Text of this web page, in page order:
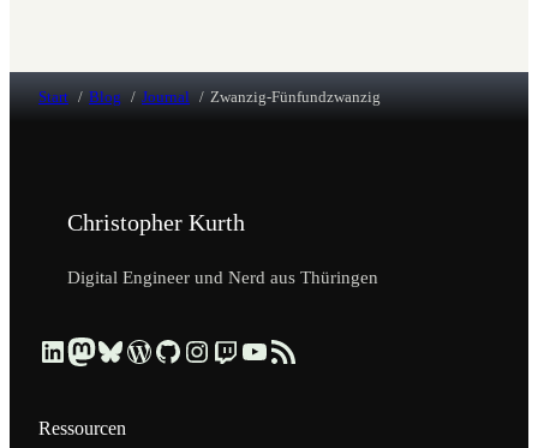
Start Blog Journal Zwanzig-Fünfundzwanzig
Christopher Kurth
Digital Engineer und Nerd aus Thüringen
Beruflich über LinkedIn vernetzen Dezentral über Mastodon folgen Kurzmeldungen über Bluesky lesen Profil & Contributions auf WordPress.org ansehen Code & Repositories über GitHub erkunden Visuelle Einblicke über Instagram ansehen Streams & Tech-Talks über Twitch schauen Videos & Tutorials über YouTube ansehen Blog-Updates über RSS-Feed abonnieren
Ressourcen